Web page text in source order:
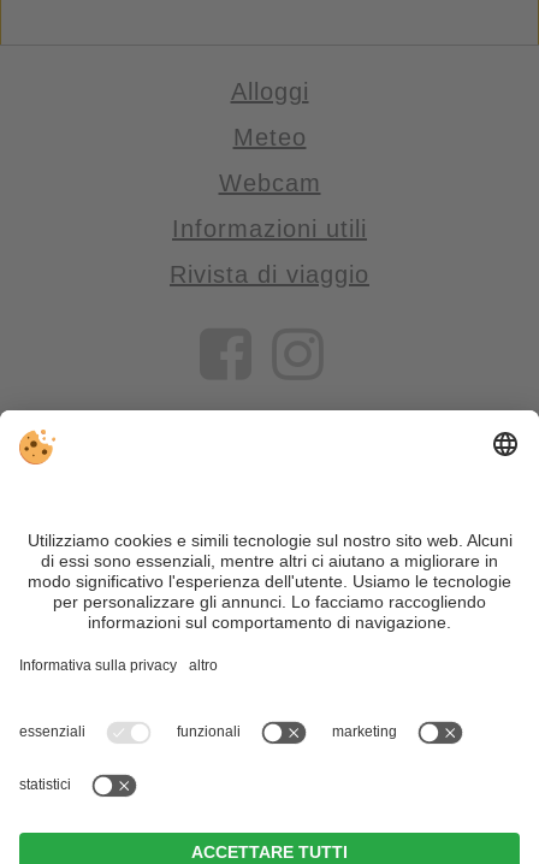
Alloggi
Meteo
Webcam
Informazioni utili
Rivista di viaggio
VIVOSüdtirol è il portale di viaggio per chi desidera vivere il
Trentino Alto Adige davvero – con consigli autentici, alloggi e
offerte su misura.
contenuti, si possono verificare errori. Non garantiamo la
motivi di sicurezza, si prega di verificare chiedendo
direttamente sul posto all'organizzatore.
| Part. IVA IT02365710215